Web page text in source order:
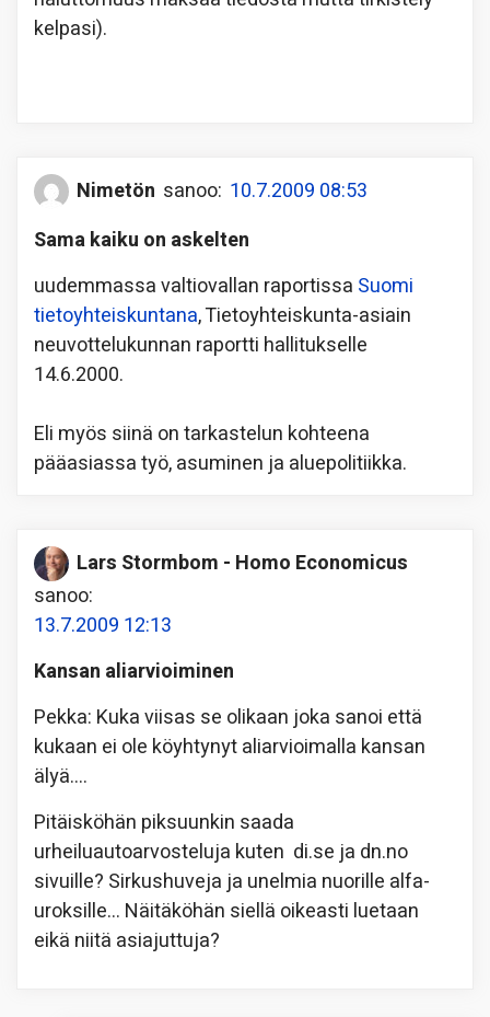
kelpasi).
Nimetön sanoo: 10.7.2009 08:53
Sama kaiku on askelten
uudemmassa valtiovallan raportissa Suomi
tietoyhteiskuntana, Tietoyhteiskunta-asiain
neuvottelukunnan raportti hallitukselle
14.6.2000.
Eli myös siinä on tarkastelun kohteena
pääasiassa työ, asuminen ja aluepolitiikka.
Lars Stormbom - Homo Economicus
sanoo:
13.7.2009 12:13
Kansan aliarvioiminen
Pekka: Kuka viisas se olikaan joka sanoi että
kukaan ei ole köyhtynyt aliarvioimalla kansan
älyä….
Pitäisköhän piksuunkin saada
urheiluautoarvosteluja kuten di.se ja dn.no
sivuille? Sirkushuveja ja unelmia nuorille alfa-
uroksille… Näitäköhän siellä oikeasti luetaan
eikä niitä asiajuttuja?